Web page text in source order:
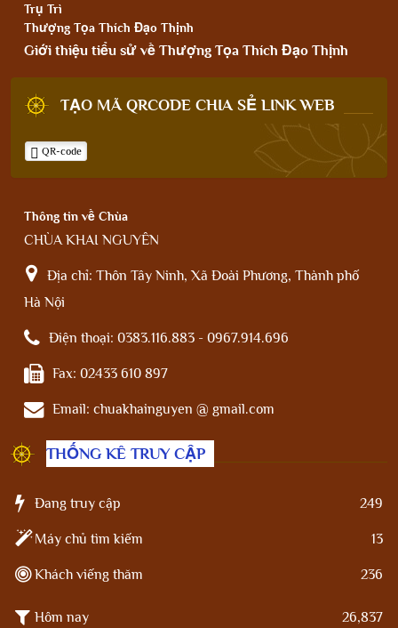
Trụ Trì
Thượng Tọa Thích Đạo Thịnh
Giới thiệu tiểu sử về Thượng Tọa Thích Đạo Thịnh
TẠO MÃ QRCODE CHIA SẺ LINK WEB
QR-code
Thông tin về Chùa
CHÙA KHAI NGUYÊN
Địa chỉ: Thôn Tây Ninh, Xã Đoài Phương, Thành phố
Hà Nội
Điện thoại: 0383.116.883 - 0967.914.696
Fax: 02433 610 897
Email: chuakhainguyen @ gmail.com
THỐNG KÊ TRUY CẬP
Đang truy cập 249
Máy chủ tìm kiếm 13
Khách viếng thăm 236
Hôm nay 26,837